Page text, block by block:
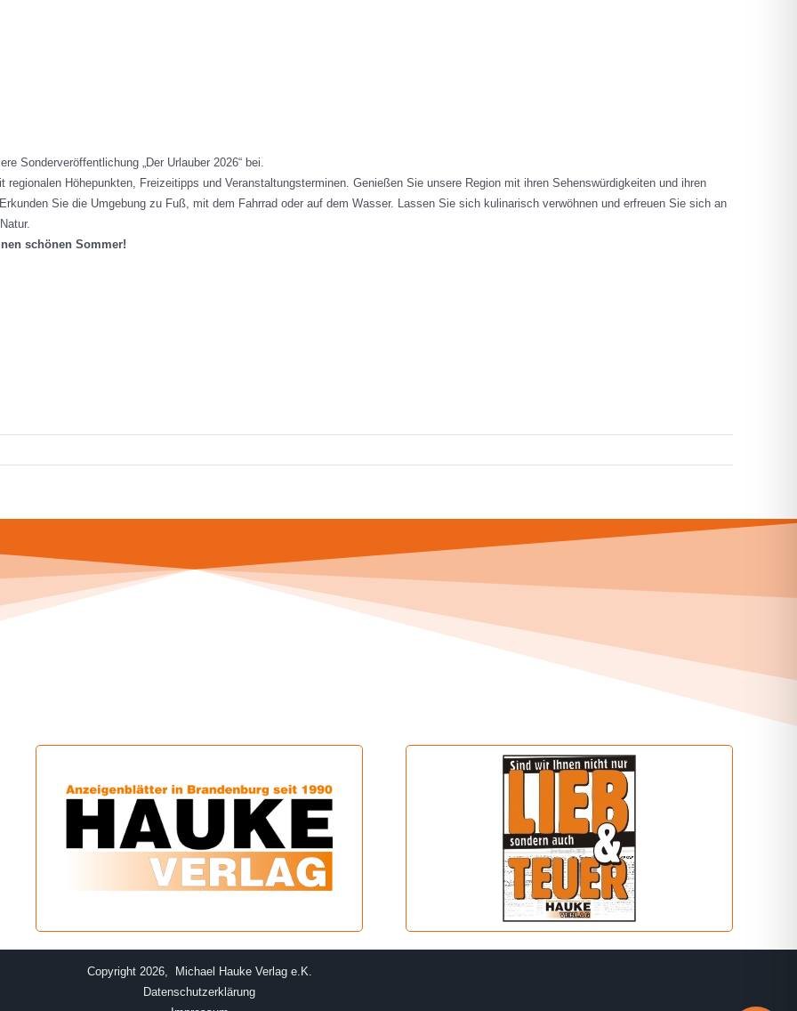
Sonderveröffentlichung „Der Urlauber 2026“ bei.
regionalen Höhepunkten, Freizeitipps und Veranstaltungsterminen. Genießen Sie unsere Region mit ihren Sehenswürdigkeiten und ihren
Sie die Umgebung zu Fuß, mit dem Fahrrad oder auf dem Wasser. Lassen Sie sich kulinarisch verwöhnen und erfreuen Sie sich an
schönen Sommer!
Copyright 2026, Michael Hauke Verlag e.K.
Datenschutzerklärung